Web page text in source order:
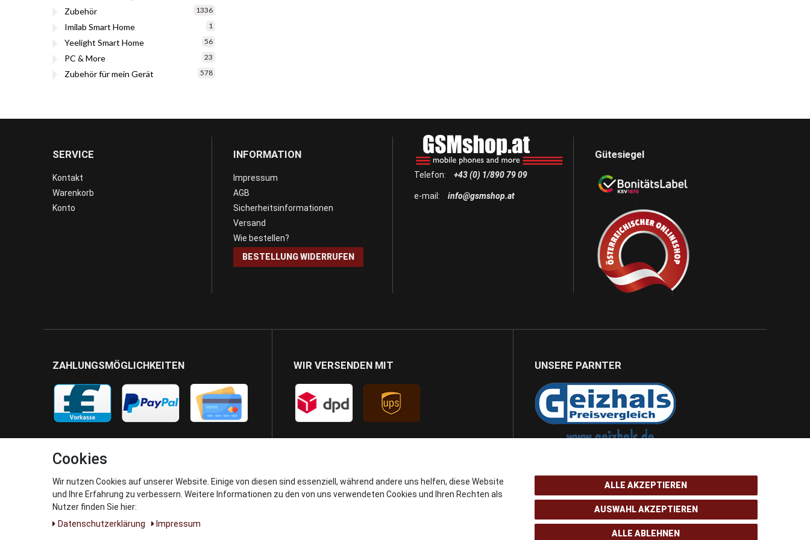
Zubehör 1336
Imilab Smart Home 1
Yeelight Smart Home 56
PC & More 23
Zubehör für mein Gerät 578
SERVICE
Kontakt
Warenkorb
Konto
INFORMATION
Impressum
AGB
Sicherheitsinformationen
Versand
Wie bestellen?
BESTELLUNG WIDERRUFEN
Telefon: +43 (0) 1/890 79 09
e-mail: info@gsmshop.at
Gütesiegel
ZAHLUNGSMÖGLICHKEITEN WIR VERSENDEN MIT UNSERE PARNTER
Cookies
Wir nutzen Cookies auf unserer Website. Einige von diesen sind essenziell, während andere uns helfen, diese Website
und Ihre Erfahrung zu verbessern. Weitere Informationen zu den von uns verwendeten Cookies und Ihren Rechten als
Nutzer finden Sie hier:
Daten­schutz­erklärung
Impressum
ALLE AKZEPTIEREN
AUSWAHL AKZEPTIEREN
ALLE ABLEHNEN